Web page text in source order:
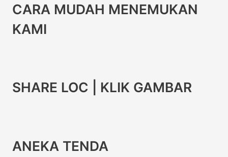
CARA MUDAH MENEMUKAN
KAMI
SHARE LOC | KLIK GAMBAR
ANEKA TENDA